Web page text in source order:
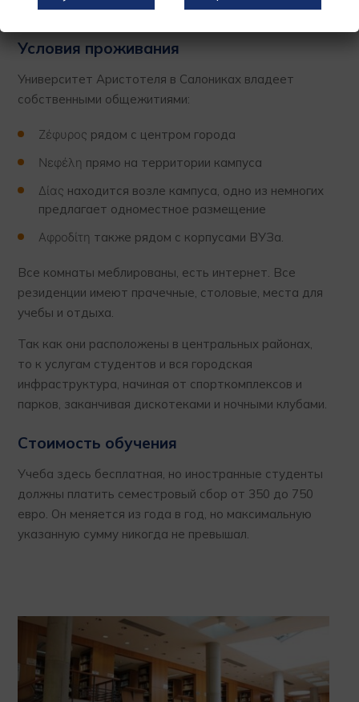
семестр, занятия начинаются в октябре.
Условия проживания
Университет Аристотеля в Салониках владеет
собственными общежитиями:
Ζέφυρος рядом с центром города
Νεφέλη прямо на территории кампуса
Δίας находится возле кампуса, одно из немногих
предлагает одноместное размещение
Αφροδίτη также рядом с корпусами ВУЗа.
Все комнаты меблированы, есть интернет. Все
резиденции имеют прачечные, столовые, места для
учебы и отдыха.
Так как они расположены в центральных районах,
то к услугам студентов и вся городская
инфраструктура, начиная от спорткомплексов и
парков, заканчивая дискотеками и ночными клубами.
Стоимость обучения
Учеба здесь бесплатная, но иностранные студенты
должны платить семестровый сбор от 350 до 750
евро. Он меняется из года в год, но максимальную
указанную сумму никогда не превышал.